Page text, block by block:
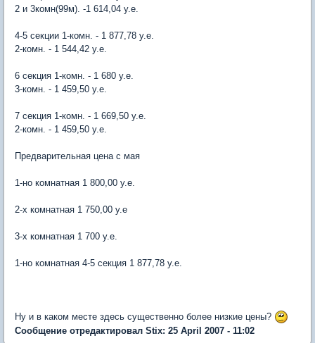
2 и 3комн(99м). -1 614,04 у.е.
4-5 секции 1-комн. - 1 877,78 у.е.
2-комн. - 1 544,42 у.е.
6 секция 1-комн. - 1 680 у.е.
3-комн. - 1 459,50 у.е.
7 секция 1-комн. - 1 669,50 у.е.
2-комн. - 1 459,50 у.е.
Предварительная цена с мая
1-но комнатная 1 800,00 у.е.
2-х комнатная 1 750,00 у.е
3-х комнатная 1 700 у.е.
1-но комнатная 4-5 секция 1 877,78 у.е.
Ну и в каком месте здесь существенно более низкие цены?
Сообщение отредактировал Stix: 25 April 2007 - 11:02